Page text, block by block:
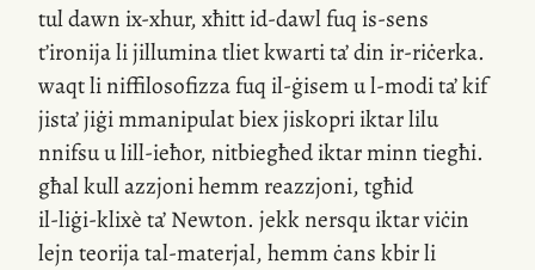
tul dawn ix-xhur, xħittid-dawlfuq is-sens
t’ironija li jillumina tliet kwarti ta’ din ir-riċerka.
waqt li niffilosofizza fuq il-ġisemul-modita’ kif
jista’ jiġi mmanipulat biex jiskopri iktar lilu
nnifsu ulill-ieħor, nitbiegħed iktar minn tiegħi.
għal kull azzjoni hemm reazzjoni, tgħid
il-liġi-klixèta’ Newton. jekk nersqu iktar viċin
lejn teorijatal-materjal, hemm ċans kbir li